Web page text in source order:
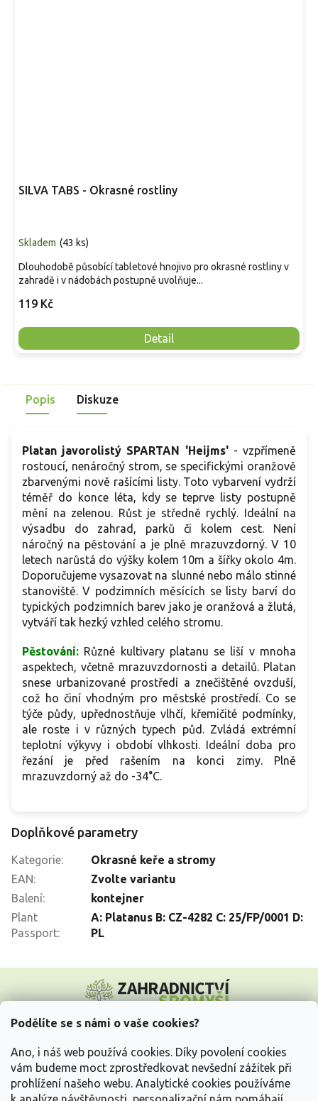
Podělíte se s námi o vaše cookies?
Ano, i náš web používá cookies. Díky povolení cookies
vám budeme moct zprostředkovat nevšední zážitek při
prohlížení našeho webu. Analytické cookies používáme
SILVA TABS - Okrasné rostliny
Skladem (43 ks)
119 Kč
Detail
Dlouhodobě působící tabletové hnojivo pro okrasné rostliny v
zahradě i v nádobách postupně uvolňuje...
Popis Diskuze
Platan javorolistý SPARTAN 'Heijms' - vzpřímeně
rostoucí, nenáročný strom, se specifickými oranžově
zbarvenými nově rašícími listy. Toto vybarvení vydrží
téměř do konce léta, kdy se teprve listy postupně
mění na zelenou. Růst je středně rychlý. Ideální na
výsadbu do zahrad, parků či kolem cest. Není
náročný na pěstování a je plně mrazuvzdorný. V 10
letech narůstá do výšky kolem 10m a šířky okolo 4m.
Doporučujeme vysazovat na slunné nebo málo stinné
stanoviště. V podzimních měsících se listy barví do
typických podzimních barev jako je oranžová a žlutá,
vytváří tak hezký vzhled celého stromu.
Pěstování: Různé kultivary platanu se liší v mnoha
aspektech, včetně mrazuvzdornosti a detailů. Platan
snese urbanizované prostředí a znečištěné ovzduší,
což ho činí vhodným pro městské prostředí. Co se
týče půdy, upřednostňuje vlhčí, křemičité podmínky,
ale roste i v různých typech půd. Zvládá extrémní
teplotní výkyvy i období vlhkosti. Ideální doba pro
řezání je před rašením na konci zimy. Plně
mrazuvzdorný až do -34°C.
Doplňkové parametry
Kategorie:
Okrasné keře a stromy
EAN:
Zvolte variantu
Balení:
kontejner
Plant
Passport:
A: Platanus B: CZ-4282 C: 25/FP/0001 D:
PL
p
Vše o nákupu
Informace pro Vás